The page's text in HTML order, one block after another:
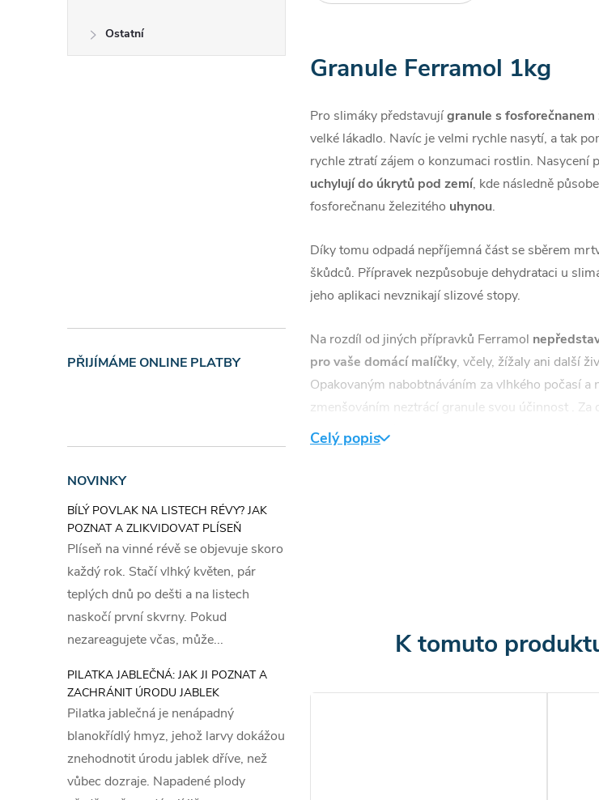
Ostatní
PŘIJÍMÁME ONLINE PLATBY
NOVINKY
BÍLÝ POVLAK NA LISTECH RÉVY? JAK
POZNAT A ZLIKVIDOVAT PLÍSEŇ
Plíseň na vinné révě se objevuje skoro
každý rok. Stačí vlhký květen, pár
teplých dnů po dešti a na listech
naskočí první skvrny. Pokud
nezareagujete včas, může...
PILATKA JABLEČNÁ: JAK JI POZNAT A
ZACHRÁNIT ÚRODU JABLEK
Pilatka jablečná je nenápadný
blanokřídlý hmyz, jehož larvy dokážou
znehodnotit úrodu jablek dříve, než
vůbec dozraje. Napadené plody
Granule Ferramol 1kg
Pro slimáky představujígranule s fosforečnanem
velké lákadlo. Navíc je velmi rychle nasytí, a tak
rychle ztratí zájem o konzumaci rostlin. Nasycení
uchylují do úkrytů pod zemí, kde následně
fosforečnanu železitého uhynou.
Díky tomu odpadá nepříjemná část se sběrem
škůdců. Přípravek nezpůsobuje dehydrataci u
jeho aplikaci nevznikají slizové stopy.
Na rozdíl od jiných přípravků Ferramol
pro vaše domácí malíčky, včely, žížaly ani další
Opakovaným nabobtnáváním za vlhkého počasí a
zmenšováním neztrácí granule svou účinnost . Za
aktivita slimáků stoupá, jsou pro ně dokonce ještě
Ferramol
Granule obsahují jako účinnou složku fosforečnan
Celý popis
K tomuto